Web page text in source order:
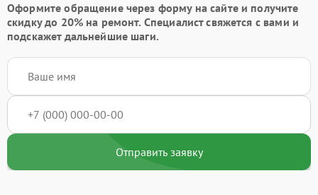
Оформите обращение через форму на сайте и получите
скидку до 20%на ремонт. Специалист свяжется с вами и
подскажет дальнейшие шаги.
Отправить заявку